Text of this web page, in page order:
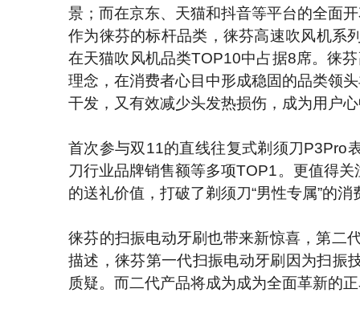
景；而在京东、天猫和抖音等平台的全面
作为徕芬的标杆品类，徕芬高速吹风机系
在天猫吹风机品类TOP10中占据8席。徕
理念，在消费者心目中形成稳固的品类领
干发，又有效减少头发热损伤，成为用户
首次参与双11的直线往复式剃须刀P3Pro
刀行业品牌销售额等多项TOP1。更值得
的送礼价值，打破了剃须刀“男性专属”的消
徕芬的扫振电动牙刷也带来新惊喜，第二
描述，徕芬第一代扫振电动牙刷因为扫振
质疑。而二代产品将成为成为全面革新的